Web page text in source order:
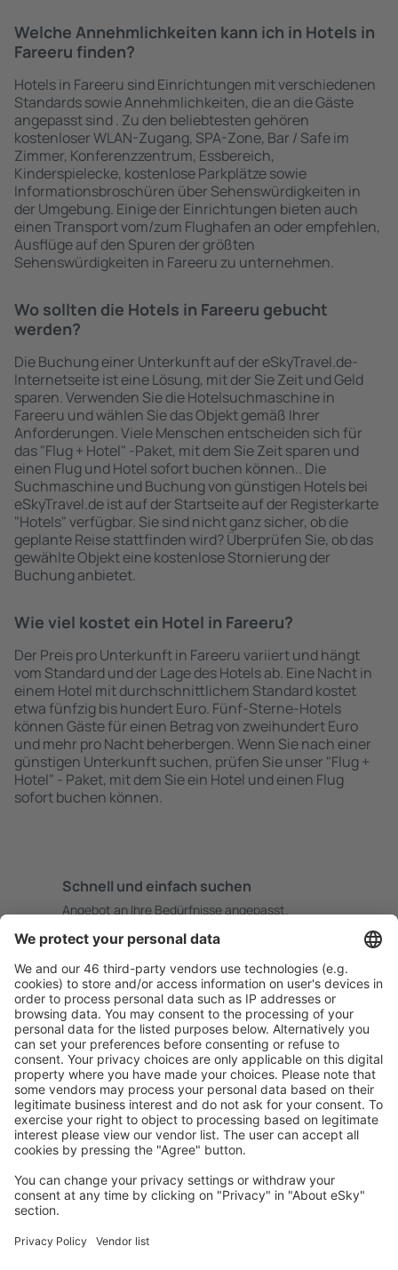
Welche Annehmlichkeiten kann ich in Hotels in
Fareeru finden?
Hotels in Fareeru sind Einrichtungen mit verschiedenen
Standards sowie Annehmlichkeiten, die an die Gäste
angepasst sind . Zu den beliebtesten gehören
kostenloser WLAN-Zugang, SPA-Zone, Bar / Safe im
Zimmer, Konferenzzentrum, Essbereich,
Kinderspielecke, kostenlose Parkplätze sowie
Informationsbroschüren über Sehenswürdigkeiten in
der Umgebung. Einige der Einrichtungen bieten auch
einen Transport vom/zum Flughafen an oder empfehlen,
Ausflüge auf den Spuren der größten
Sehenswürdigkeiten in Fareeru zu unternehmen.
Wo sollten die Hotels in Fareeru gebucht
werden?
Die Buchung einer Unterkunft auf der eSkyTravel.de-
Internetseite ist eine Lösung, mit der Sie Zeit und Geld
sparen. Verwenden Sie die Hotelsuchmaschine in
Fareeru und wählen Sie das Objekt gemäß Ihrer
Anforderungen. Viele Menschen entscheiden sich für
das "Flug + Hotel" -Paket, mit dem Sie Zeit sparen und
einen Flug und Hotel sofort buchen können.. Die
Suchmaschine und Buchung von günstigen Hotels bei
eSkyTravel.de ist auf der Startseite auf der Registerkarte
"Hotels" verfügbar. Sie sind nicht ganz sicher, ob die
geplante Reise stattfinden wird? Überprüfen Sie, ob das
gewählte Objekt eine kostenlose Stornierung der
Buchung anbietet.
Wie viel kostet ein Hotel in Fareeru?
Der Preis pro Unterkunft in Fareeru variiert und hängt
vom Standard und der Lage des Hotels ab. Eine Nacht in
einem Hotel mit durchschnittlichem Standard kostet
etwa fünfzig bis hundert Euro. Fünf-Sterne-Hotels
können Gäste für einen Betrag von zweihundert Euro
und mehr pro Nacht beherbergen. Wenn Sie nach einer
günstigen Unterkunft suchen, prüfen Sie unser "Flug +
Hotel" - Paket, mit dem Sie ein Hotel und einen Flug
sofort buchen können.
Schnell und einfach suchen
Angebot an Ihre Bedürfnisse angepasst.
Sicher planen
Buchen ohne Sorgen mit einer kostenlosen
Stornierungsoption.
Mehr sparen
Attraktive Preise und Spezialangebote für eingeloggte
Benutzer.
Unterkünfte, die Sie mögen
Wählen Sie aus über 1,3 Millionen Unterkünften: Hotels,
Meist gesuchte Hotels von eSky-Nutzern